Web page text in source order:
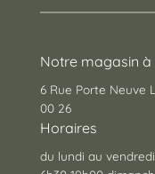
Notre magasin à
6 Rue Porte Neuve
00 26
Horaires
du lundi au vendredi